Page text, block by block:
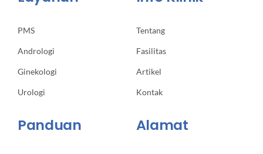
PMS
Andrologi
Ginekologi
Urologi
Tentang
Fasilitas
Artikel
Kontak
Panduan Alamat